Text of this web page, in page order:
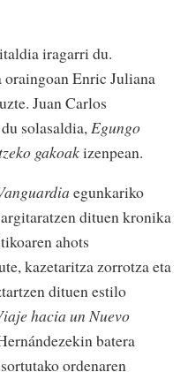
iragarri du.
oraingoan Enric Juliana
Juan Carlos
solasaldia,Egungo
gakoakizenpean.
egunkariko
dituen kronika
ahots
kazetaritza zorrotza eta
dituen estilo
hacia un Nuevo
batera
ordenaren